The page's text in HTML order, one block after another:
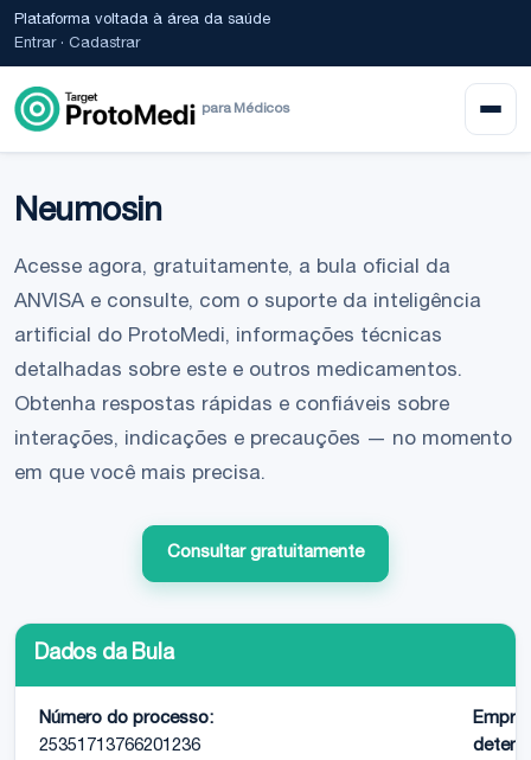
Plataforma voltada à área da saúde
Entrar· Cadastrar
para Médicos
Neumosin
Acesse agora, gratuitamente, a bula oficial da
ANVISA e consulte, com o suporte da inteligência
artificial do ProtoMedi, informações técnicas
detalhadas sobre este e outros medicamentos.
Obtenha respostas rápidas e confiáveis sobre
interações, indicações e precauções — no momento
em que você mais precisa.
Consultar gratuitamente
Dados da Bula
Número do processo:
25351713766201236